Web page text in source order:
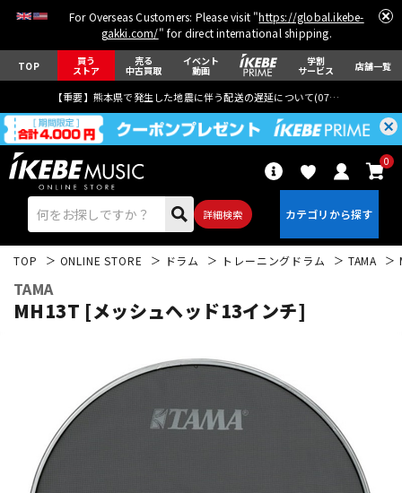
For Overseas Customers: Please visit "https://global.ikebe-
gakki.com/" for direct international shipping.
TOP 買う
ストア
売る
中古買取
イベント
動画
学割
サービス 店舗一覧
【重要】熊本県で発生した地震に伴う配送の遅延について(07月29日
詳細検索
0
TOP ONLINE STORE ドラム トレーニングドラム TAMA
TAMA
MH13T [メッシュヘッド13インチ]